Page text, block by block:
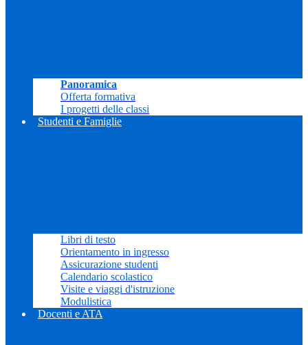
Panoramica
Offerta formativa
I progetti delle classi
Studenti e Famiglie
Libri di testo
Orientamento in ingresso
Assicurazione studenti
Calendario scolastico
Visite e viaggi d'istruzione
Modulistica
Docenti e ATA